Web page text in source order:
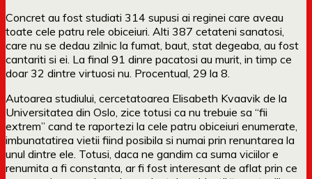
Concret au fost studiati 314 supusi ai reginei care aveau
toate cele patru rele obiceiuri. Alti 387 cetateni sanatosi,
care nu se dedau zilnic la fumat, baut, stat degeaba, au fost
cantariti si ei. La final 91 dinre pacatosi au murit, in timp ce
doar 32 dintre virtuosi nu. Procentual, 29 la 8.
Autoarea studiului, cercetatoarea Elisabeth Kvaavik de la
Universitatea din Oslo, zice totusi ca nu trebuie sa “fii
extrem” cand te raportezi la cele patru obiceiuri enumerate,
imbunatatirea vietii fiind posibila si numai prin renuntarea la
unul dintre ele. Totusi, daca ne gandim ca suma viciilor e
renumita a fi constanta, ar fi fost interesant de aflat prin ce